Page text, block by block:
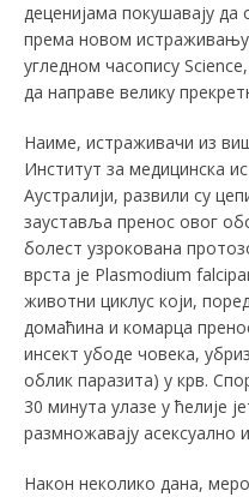
деценијама покушавају
према новом
угледном часопису
да направе велику
Наиме, истраживачи из
Институт за медицинска
Аустралији, развили су
зауставља пренос овог
болест узрокована
врста је Plasmodium
животни циклус који,
домаћина и комарца
инсект убоде човека,
облик паразита) у крв.
30 минута улазе у ћелије
размножавају асексуално
Након неколико дана,